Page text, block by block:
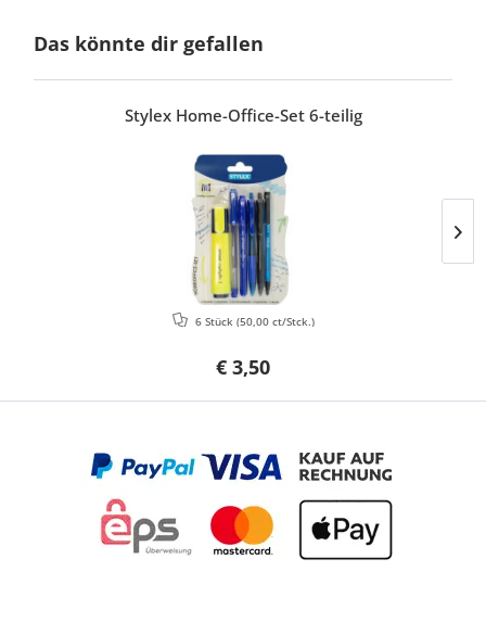
Das könnte dir gefallen
Stylex Home-Office-Set 6-teilig
€ 3,50
6 Stück (50,00 ct/Stck.)